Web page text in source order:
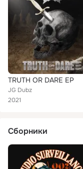
TRUTH OR DARE EP
JG Dubz
2021
Сборники